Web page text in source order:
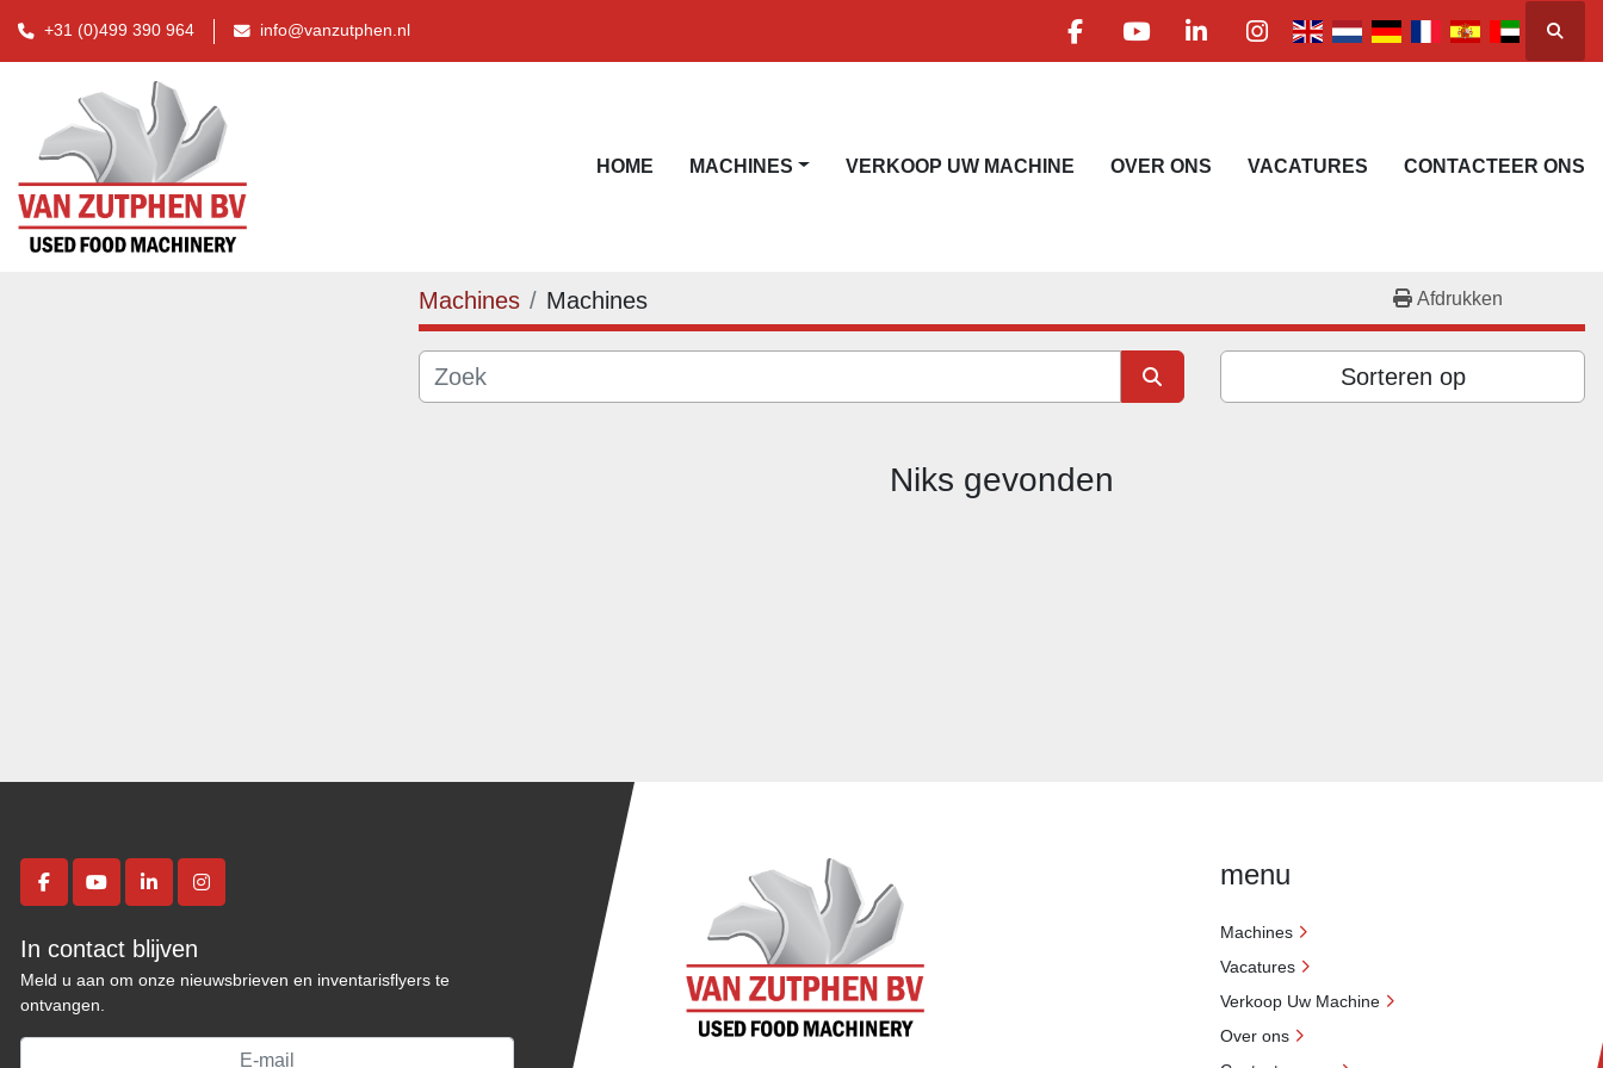
+31 (0)499 390 964 info@vanzutphen.nl
facebookyoutubelinkedininstagram
HOME MACHINES VACATURES
VERKOOP UW MACHINE OVER ONS CONTACTEER ONS
Machines Machines Afdrukken
Sorteren op
Niks gevonden
facebookyoutubelinkedininstagram
In contact blijven
Meld u aan om onze nieuwsbrieven en inventarisflyers te
ontvangen.
menu
Machines
Vacatures
Verkoop Uw Machine
Over ons